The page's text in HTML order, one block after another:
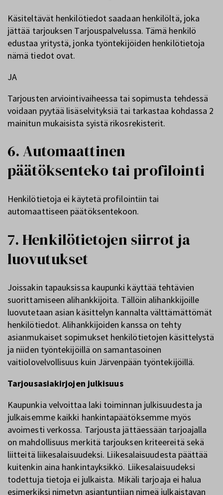
Käsiteltävät henkilötiedot saadaan henkilöltä, joka
jättää tarjouksen Tarjouspalvelussa. Tämä henkilö
edustaa yritystä, jonka työntekijöiden henkilötietoja
nämä tiedot ovat.
JA
Tarjousten arviointivaiheessa tai sopimusta tehdessä
voidaan pyytää lisäselvityksiä tai tarkastaa kohdassa 2
mainitun mukaisista syistä rikosrekisterit.
6. Automaattinen
päätöksenteko tai profilointi
Henkilötietoja ei käytetä profilointiin tai
automaattiseen päätöksentekoon.
7. Henkilötietojen siirrot ja
luovutukset
Joissakin tapauksissa kaupunki käyttää tehtävien
suorittamiseen alihankkijoita. Tällöin alihankkijoille
luovutetaan asian käsittelyn kannalta välttämättömät
henkilötiedot. Alihankkijoiden kanssa on tehty
asianmukaiset sopimukset henkilötietojen käsittelystä
ja niiden työntekijöillä on samantasoinen
vaitiolovelvollisuus kuin Järvenpään työntekijöillä.
Tarjousasiakirjojen julkisuus
Kaupunkia velvoittaa laki toiminnan julkisuudesta ja
julkaisemme kaikki hankintapäätöksemme myös
avoimesti verkossa. Tarjousta jättäessään tarjoajalla
on mahdollisuus merkitä tarjouksen kriteereitä sekä
liitteitä liikesalaisuudeksi. Liikesalaisuudesta päättää
kuitenkin aina hankintayksikkö. Liikesalaisuudeksi
todettuja tietoja ei julkaista. Mikäli tarjoaja ei halua
esimerkiksi nimetyn asiantuntijan nimeä julkaistavan